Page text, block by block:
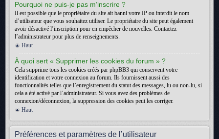
Pourquoi ne puis-je pas m’inscrire ?
Il est possible que le propriétaire du site ait banni votre IP ou interdit le nom
d’utilisateur que vous souhaitez utiliser. Le propriétaire du site peut également
avoir désactivé l’inscription pour en empêcher de nouvelles. Contactez
l’administrateur pour plus de renseignements.
Haut
À quoi sert « Supprimer les cookies du forum » ?
Cela supprime tous les cookies créés par phpBB3 qui conservent votre
identification et votre connexion au forum. Ils fournissent aussi des
fonctionnalités telles que l’enregistrement du statut des messages, lu ou non-lu, si
cela a été activé par l’administrateur. Si vous avez des problèmes de
connexion/déconnexion, la suppression des cookies peut les corriger.
Haut
Préférences et paramètres de l’utilisateur